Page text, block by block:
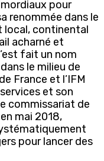
pour
renommée dans le
local, continental
acharné et
fait un nom
le milieu de
France et l’IFM
et son
commissariat de
mai 2018,
pour lancer des